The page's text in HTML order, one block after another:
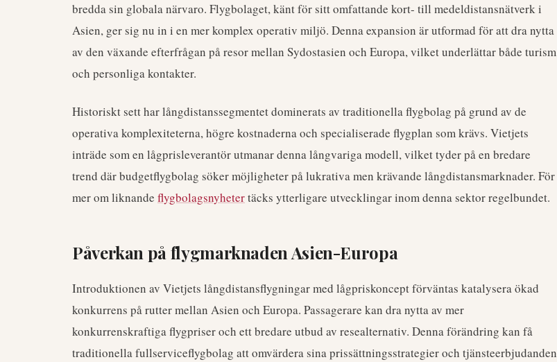
bredda sin globala närvaro. Flygbolaget, känt för sitt omfattande kort- till medeldistansnätverk i
Asien, ger sig nu in i en mer komplex operativ miljö. Denna expansion är utformad för att dra nytta
av den växande efterfrågan på resor mellan Sydostasien och Europa, vilket underlättar både turism
och personliga kontakter.
Historiskt sett har långdistanssegmentet dominerats av traditionella flygbolag på grund av de
operativa komplexiteterna, högre kostnaderna och specialiserade flygplan som krävs. Vietjets
inträde som en lågprisleverantör utmanar denna långvariga modell, vilket tyder på en bredare
trend där budgetflygbolag söker möjligheter på lukrativa men krävande långdistansmarknader. För
mer om liknande flygbolagsnyhetertäcks ytterligare utvecklingar inom denna sektor regelbundet.
Påverkan på flygmarknaden Asien-Europa
Introduktionen av Vietjets långdistansflygningar med lågpriskoncept förväntas katalysera ökad
konkurrens på rutter mellan Asien och Europa. Passagerare kan dra nytta av mer
konkurrenskraftiga flygpriser och ett bredare utbud av resealternativ. Denna förändring kan få
traditionella fullserviceflygbolag att omvärdera sina prissättningsstrategier och tjänsteerbjudanden